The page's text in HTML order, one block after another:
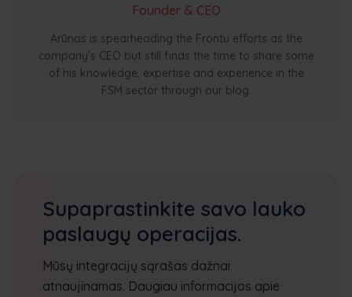
Founder & CEO
Arūnas is spearheading the Frontu efforts as the
company’s CEO but still finds the time to share some
of his knowledge, expertise and experience in the
FSM sector through our blog.
Supaprastinkite savo lauko
paslaugų operacijas.
Mūsų integracijų sąrašas dažnai
atnaujinamas. Daugiau informacijos apie